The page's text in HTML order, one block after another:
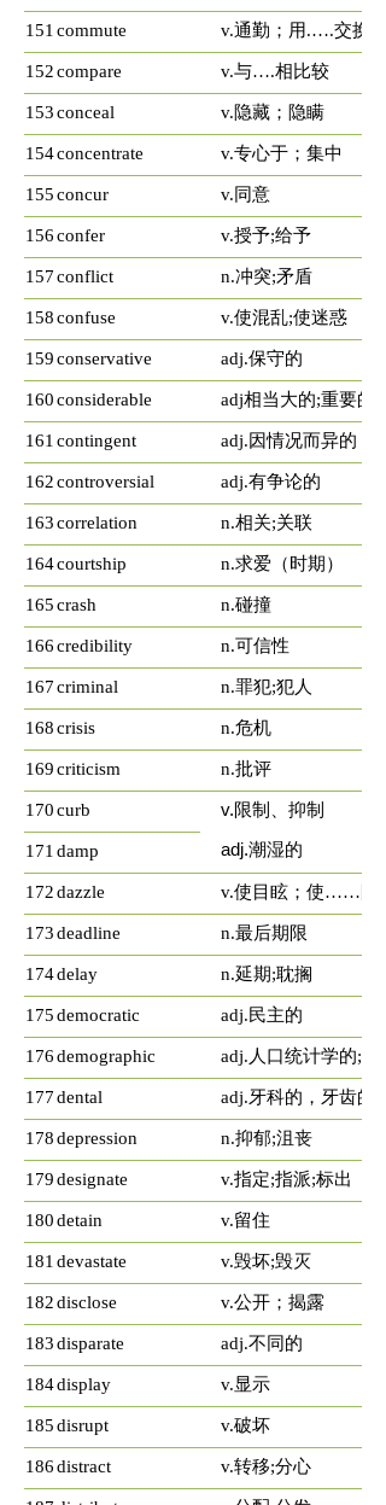
151 commute v.通勤；用.….交换
152compare v.与….相比较
153conceal v.隐藏；隐瞒
154concentrate v.专心于；集中
155concur v.同意
156confer v.授予;给予
157conflict n.冲突;矛盾
158confuse v.使混乱;使迷惑
159conservative adj.保守的
160considerable adj相当大的;重要的
161 contingent adj.因情况而异的
162controversial adj.有争论的
163correlation n.相关;关联
164courtship n.求爱（时期）
165crash n.碰撞
166credibility n.可信性
167criminal n.罪犯;犯人
168crisis n.危机
169criticism n.批评
170curb v.限制、抑制
171 damp adj.潮湿的
172dazzle v.使目眩；使……眼花
173deadline n.最后期限
174delay n.延期;耽搁
175democratic adj.民主的
176demographic adj.人口统计学的;人
177dental adj.牙科的，牙齿的
178depression n.抑郁;沮丧
179designate v.指定;指派;标出
180detain v.留住
181 devastate v.毁坏;毁灭
182disclose v.公开；揭露
183disparate adj.不同的
184display v.显示
185disrupt v.破坏
186distract v.转移;分心